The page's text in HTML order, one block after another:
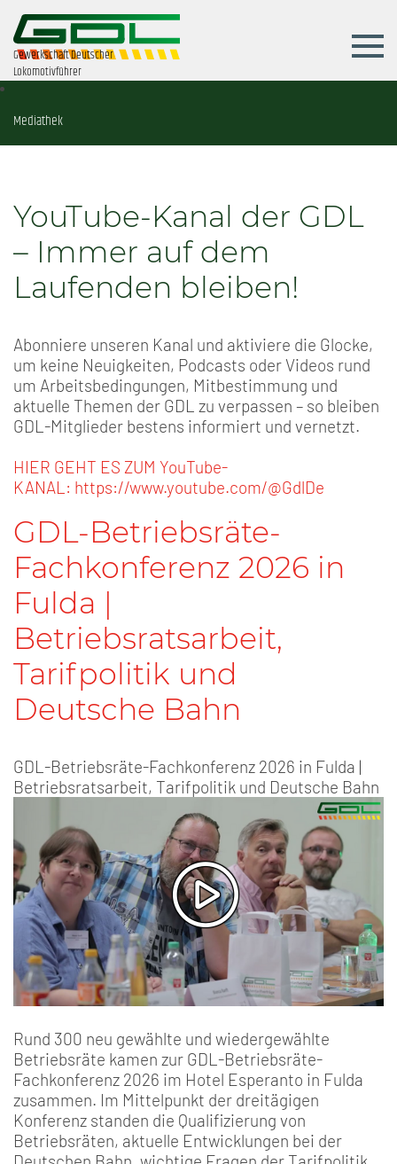
Gewerkschaft Deutscher
Lokomotivführer
Mediathek
YouTube-Kanal der GDL
– Immer auf dem
Laufenden bleiben!
Abonniere unseren Kanal und aktiviere die Glocke,
um keine Neuigkeiten, Podcasts oder Videos rund
um Arbeitsbedingungen, Mitbestimmung und
aktuelle Themen der GDL zu verpassen – so bleiben
GDL-Mitglieder bestens informiert und vernetzt.
HIER GEHT ES ZUM YouTube-
KANAL: https://www.youtube.com/@GdlDe
GDL-Betriebsräte-
Fachkonferenz 2026 in
Fulda |
Betriebsratsarbeit,
Tarifpolitik und
Deutsche Bahn
GDL-Betriebsräte-Fachkonferenz 2026 in Fulda |
Betriebsratsarbeit, Tarifpolitik und Deutsche Bahn
Rund 300 neu gewählte und wiedergewählte
Betriebsräte kamen zur GDL-Betriebsräte-
Fachkonferenz 2026 im Hotel Esperanto in Fulda
zusammen. Im Mittelpunkt der dreitägigen
Konferenz standen die Qualifizierung von
Betriebsräten, aktuelle Entwicklungen bei der